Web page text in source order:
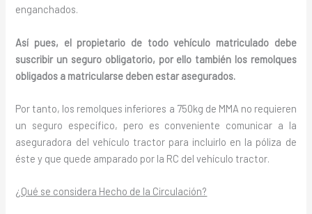
enganchados.
Así pues, el propietario de todo vehículo matriculado debe
suscribir un seguro obligatorio, por ello también los remolques
obligados a matricularse deben estar asegurados.
Por tanto, los remolques inferiores a 750kg de MMA no requieren
un seguro específico, pero es conveniente comunicar a la
aseguradora del vehículo tractor para incluirlo en la póliza de
éste y que quede amparado por la RC del vehículo tractor.
¿Qué se considera Hecho de la Circulación?